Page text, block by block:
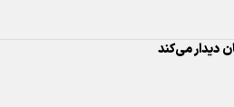
دیدار می‌کند